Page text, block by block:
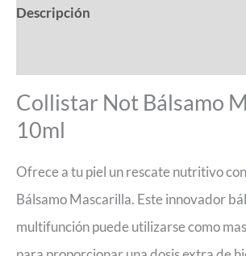
Descripción
Collistar Not Bálsamo
10ml
Ofrece a tu piel un rescate nutritivo
Bálsamo Mascarilla. Este innovador
multifunción puede utilizarse como